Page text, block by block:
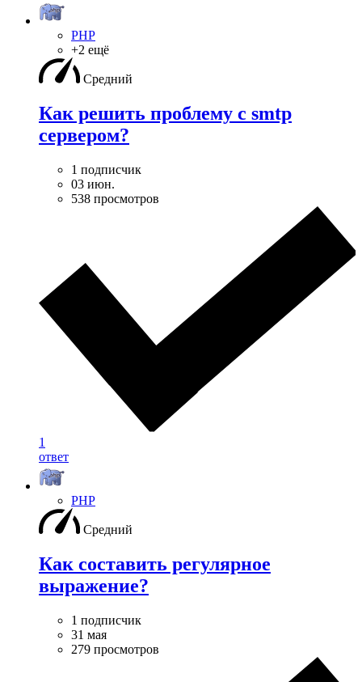
PHP
+2 ещё
Средний
Как решить проблему с smtp
сервером?
1 подписчик
03 июн.
538 просмотров
1
ответ
PHP
Средний
Как составить регулярное
выражение?
1 подписчик
31 мая
279 просмотров